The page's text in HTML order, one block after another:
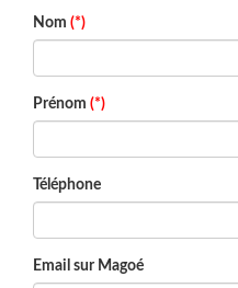
Nom (*)
Prénom (*)
Téléphone
Email sur Magoé